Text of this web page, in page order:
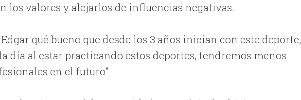
los valores y alejarlos de influencias negativas.
qué bueno que desde los 3 años inician con este deporte,
día al estar practicando estos deportes, tendremos menos
en el futuro”